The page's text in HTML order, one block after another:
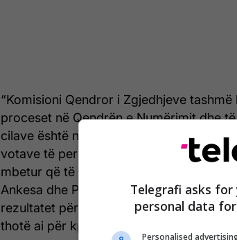
“Komisioni Qendror i Zgjedhjeve
proceset në Qendrën e Numërimit dhe
cilave është numërimi i votave jashtë
votave të personave me nevoja e
mbetur që të shtunën të marrim
Ankesa dhe Parashtresa. Kjo do të thotë
rezultatet përfundimtare të raundit të
thotë ai për kp.
Telegrafi asks
personal data
Personalised